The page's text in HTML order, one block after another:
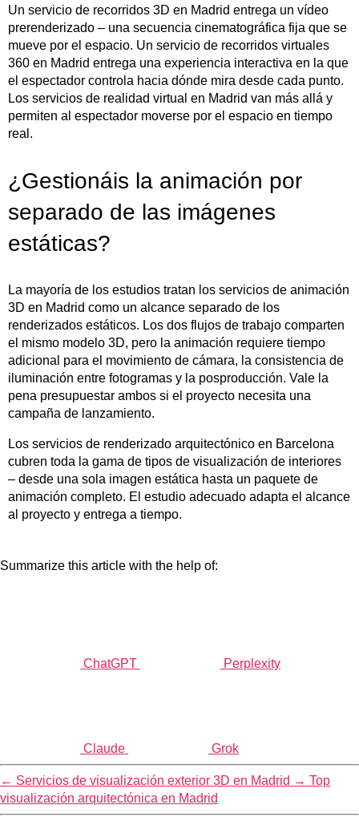
Un servicio de recorridos 3D en Madrid entrega un vídeo
prerenderizado – una secuencia cinematográfica fija que se
mueve por el espacio. Un servicio de recorridos virtuales
360 en Madrid entrega una experiencia interactiva en la que
el espectador controla hacia dónde mira desde cada punto.
Los servicios de realidad virtual en Madrid van más allá y
permiten al espectador moverse por el espacio en tiempo
real.
¿Gestionáis la animación por
separado de las imágenes
estáticas?
La mayoría de los estudios tratan los servicios de animación
3D en Madrid como un alcance separado de los
renderizados estáticos. Los dos flujos de trabajo comparten
el mismo modelo 3D, pero la animación requiere tiempo
adicional para el movimiento de cámara, la consistencia de
iluminación entre fotogramas y la posproducción. Vale la
pena presupuestar ambos si el proyecto necesita una
campaña de lanzamiento.
Los servicios de renderizado arquitectónico en Barcelona
cubren toda la gama de tipos de visualización de interiores
– desde una sola imagen estática hasta un paquete de
animación completo. El estudio adecuado adapta el alcance
al proyecto y entrega a tiempo.
Summarize this article with the help of:
ChatGPT Perplexity
Claude Grok
← Servicios de visualización exterior 3D en Madrid → Top
visualización arquitectónica en Madrid